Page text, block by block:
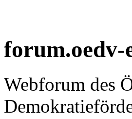
forum.oedv-
Webforum des